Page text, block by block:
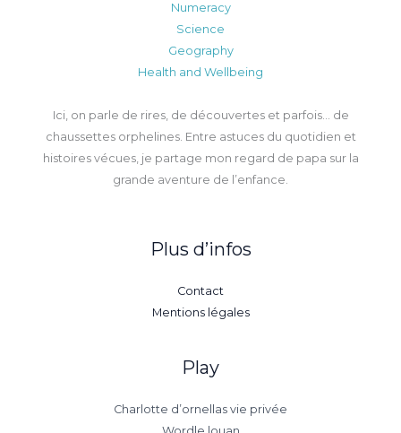
Numeracy
Science
Geography
Health and Wellbeing
Ici, on parle de rires, de découvertes et parfois… de
chaussettes orphelines. Entre astuces du quotidien et
histoires vécues, je partage mon regard de papa sur la
grande aventure de l’enfance.
Plus d’infos
Contact
Mentions légales
Play
Charlotte d’ornellas vie privée